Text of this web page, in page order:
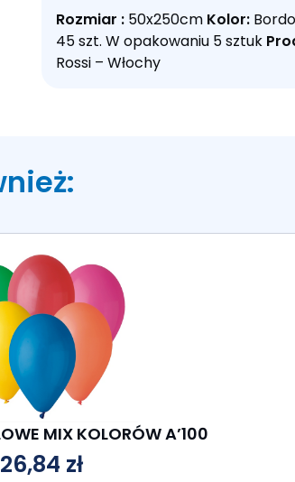
WŁOSKA
BORDO
584
Rozmiar : 50x250cm Kolor: Bordo
45 szt. W opakowaniu 5 sztuk
Rossi – Włochy
MIX KOLORÓW A’100
26,84 zł